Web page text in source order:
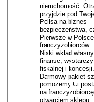
nieruchomość.
przyjdzie pod
Polisa na biznes
bezpieczeństwa,
Pierwsze w
franczyzobiorców.
Niski wkład
finanse,
fiskalnej i koncesji.
Darmowy pakiet
pomożemy Ci
na
otwarciem sklepu.